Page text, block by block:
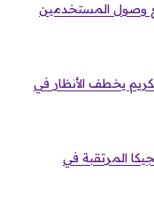
وصول المستخدمين
يخطف الأنظار في
المرتقبة في